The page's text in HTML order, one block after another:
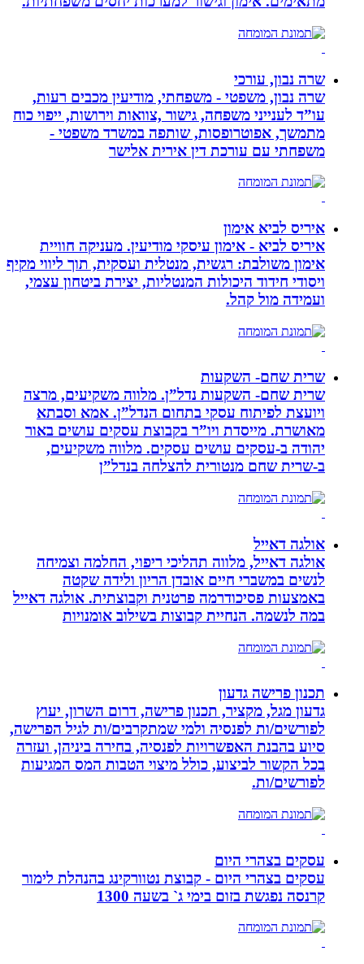
שרה נבון, עורכי
שרה נבון, משפטי - משפחתי, מודיעין מכבים רעות,
עו”ד לענייני משפחה, גישור ,צוואות וירושות, ייפוי כוח
מתמשך, אפוטרופסות, שותפה במשרד משפטי -
משפחתי עם עורכת דין אירית אלישר
איריס לביא אימון
איריס לביא - אימון עיסקי מודיעין. מעניקה חוויית
אימון משולבת: רגשית, מנטלית ועסקית, תוך ליווי מקיף
ויסודי חידוד היכולות המנטליות, יצירת ביטחון עצמי,
ועמידה מול קהל.
שרית שחם- השקעות
שרית שחם- השקעות נדל”ן. מלווה משקיעים, מרצה
ויועצת לפיתוח עסקי בתחום הנדל”ן. אמא וסבתא
מאושרת. ‏מייסדת ויו”ר בקבוצת עסקים עושים באור
יהודה‏ ב-‏עסקים עושים עסקים‏. ‏מלווה משקיעים,
ב-‏שרית שחם מנטורית להצלחה בנדל”ן‏
אולגה דאייל
אולגה דאייל, מלווה תהליכי ריפוי, החלמה וצמיחה
לנשים במשברי חיים אובדן הריון ולידה שקטה
באמצעות פסיכודרמה פרטנית וקבוצתית. אולגה דאייל
במה לנשמה. ‏הנחיית קבוצות בשילוב אומנויות‏
תכנון פרישה גדעון
גדעון מגל, מקציר, תכנון פרישה, דרום השרון, יעוץ
לפורשים/ות לפנסיה ולמי שמתקרבים/ות לגיל הפרישה,
סיוע בהבנת האפשרויות לפנסיה, בחירה ביניהן, ועזרה
בכל הקשור לביצוע, כולל מיצוי הטבות המס המגיעות
לפורשים/ות.
עסקים בצהרי היום
עסקים בצהרי היום - קבוצת נטוורקינג בהנהלת לימור
קרנסה נפגשת בזום בימי ג` בשעה 1300